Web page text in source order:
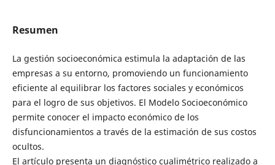
Resumen
La gestión socioeconómica estimula la adaptación de las
empresas a su entorno, promoviendo un funcionamiento
eficiente al equilibrar los factores sociales y económicos
para el logro de sus objetivos. El Modelo Socioeconómico
permite conocer el impacto económico de los
disfuncionamientos a través de la estimación de sus costos
ocultos.
El artículo presenta un diagnóstico cualimétrico realizado a